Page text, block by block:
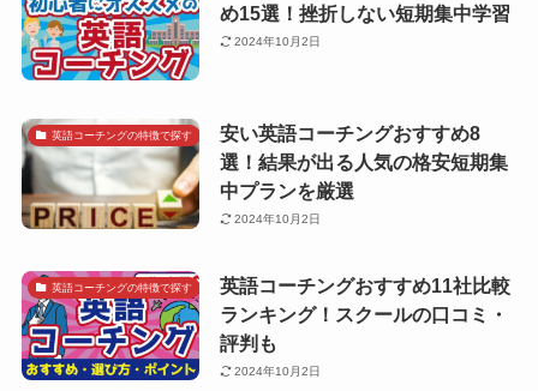
め15選！挫折しない短期集中学習
2024年10月2日
英語コーチングの特徴で探す
安い英語コーチングおすすめ8
選！結果が出る人気の格安短期集
中プランを厳選
2024年10月2日
英語コーチングの特徴で探す
英語コーチングおすすめ11社比較
ランキング！スクールの口コミ・
評判も
2024年10月2日